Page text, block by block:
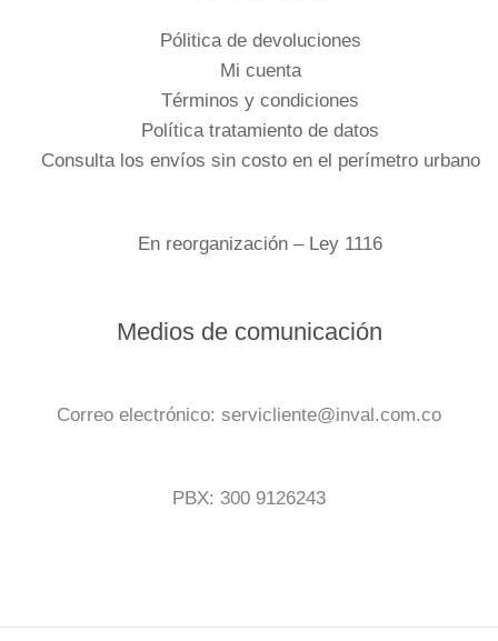
Pólitica de devoluciones
Mi cuenta
Términos y condiciones
Política tratamiento de datos
Consulta los envíos sin costo en el perímetro urbano
En reorganización – Ley 1116
Medios de comunicación
Correo electrónico: servicliente@inval.com.co
PBX: 300 9126243